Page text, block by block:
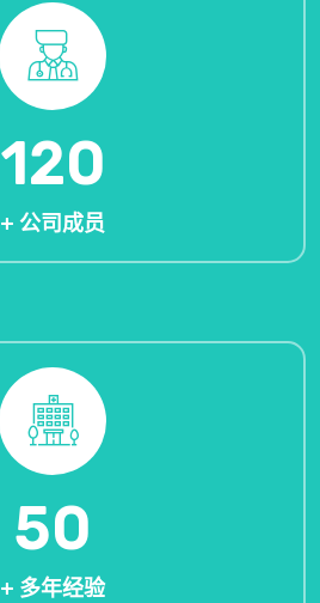
120
+ 公司成员
50
+ 多年经验